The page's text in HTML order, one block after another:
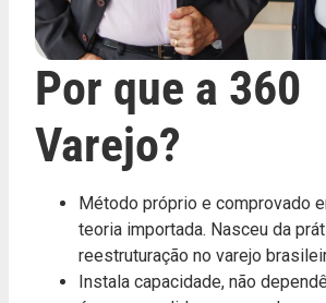
Por que a 360
Varejo?
Método próprio e comprovado
teoria importada. Nasceu da
reestruturação no varejo
Instala capacidade, não